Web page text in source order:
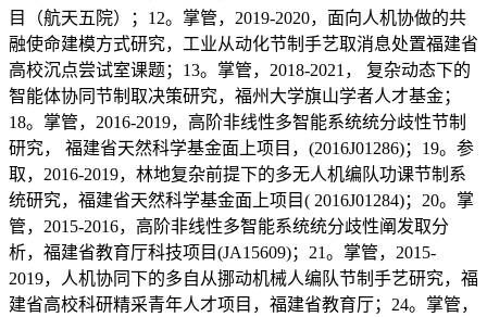
目（航天五院）；12。掌管，2019-2020，面向人机协做的共
融使命建模方式研究，工业从动化节制手艺取消息处置福建省
高校沉点尝试室课题；13。掌管，2018-2021， 复杂动态下的
智能体协同节制取决策研究，福州大学旗山学者人才基金；
18。掌管，2016-2019，高阶非线性多智能系统统分歧性节制
研究， 福建省天然科学基金面上项目，(2016J01286)；19。参
取，2016-2019，林地复杂前提下的多无人机编队功课节制系
统研究，福建省天然科学基金面上项目( 2016J01284)；20。掌
管，2015-2016，高阶非线性多智能系统统分歧性阐发取分
析，福建省教育厅科技项目(JA15609)；21。掌管，2015-
2019，人机协同下的多自从挪动机械人编队节制手艺研究，福
建省高校科研精采青年人才项目，福建省教育厅；24。掌管，